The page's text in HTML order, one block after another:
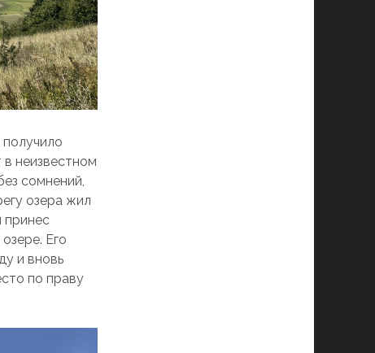
неизвестном
сомнений,
озера жил
принес
Его
и вновь
по праву